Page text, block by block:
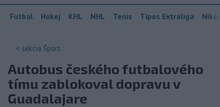
Futbal Hokej KHL NHL Tenis Tipos Extraliga
< sekcia Šport
Autobus českého futbalového
tímu zablokoval dopravu v
Guadalajare